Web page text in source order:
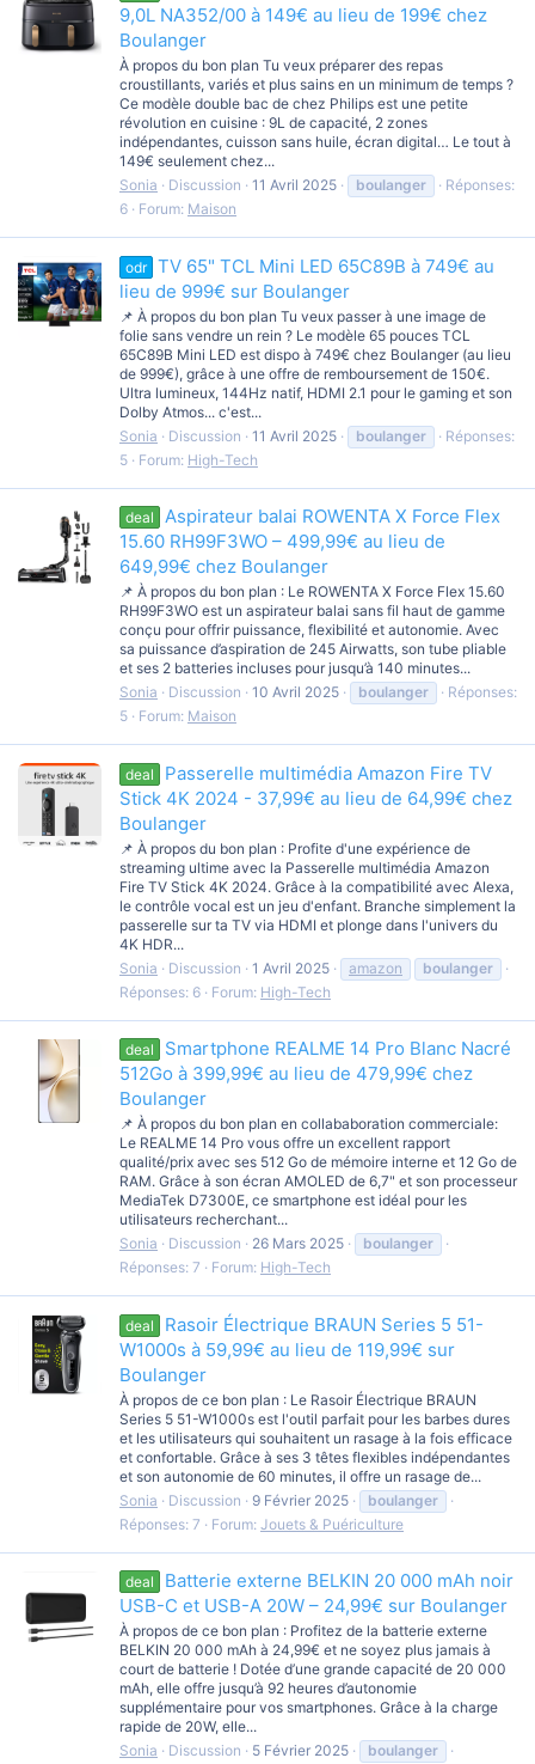
9,0L NA352/00 à 149€ au lieu de 199€ chez
Boulanger
À propos du bon plan Tu veux préparer des repas
croustillants, variés et plus sains en un minimum de temps ?
Ce modèle double bac de chez Philips est une petite
révolution en cuisine : 9L de capacité, 2 zones
indépendantes, cuisson sans huile, écran digital… Le tout à
149€ seulement chez...
Sonia
Discussion 11 Avril 2025 boulanger
Réponses:
6
Forum: Maison
odr
TV 65" TCL Mini LED 65C89B à 749€ au
lieu de 999€ sur Boulanger
📌 À propos du bon plan Tu veux passer à une image de
folie sans vendre un rein ? Le modèle 65 pouces TCL
65C89B Mini LED est dispo à 749€ chez Boulanger (au lieu
de 999€), grâce à une offre de remboursement de 150€.
Ultra lumineux, 144Hz natif, HDMI 2.1 pour le gaming et son
Dolby Atmos... c'est...
Sonia
Discussion 11 Avril 2025 boulanger
Réponses:
5
Forum: High-Tech
deal
Aspirateur balai ROWENTA X Force Flex
15.60 RH99F3WO – 499,99€ au lieu de
649,99€ chez Boulanger
📌 À propos du bon plan : Le ROWENTA X Force Flex 15.60
RH99F3WO est un aspirateur balai sans fil haut de gamme
conçu pour offrir puissance, flexibilité et autonomie. Avec
sa puissance d’aspiration de 245 Airwatts, son tube pliable
et ses 2 batteries incluses pour jusqu’à 140 minutes...
Sonia
Discussion 10 Avril 2025 boulanger
Réponses:
5
Forum: Maison
deal
Passerelle multimédia Amazon Fire TV
Stick 4K 2024 - 37,99€ au lieu de 64,99€ chez
Boulanger
📌 À propos du bon plan : Profite d'une expérience de
streaming ultime avec la Passerelle multimédia Amazon
Fire TV Stick 4K 2024. Grâce à la compatibilité avec Alexa,
le contrôle vocal est un jeu d'enfant. Branche simplement la
passerelle sur ta TV via HDMI et plonge dans l'univers du
4K HDR...
Sonia
Discussion 1 Avril 2025 amazon
boulanger
Réponses: 6
Forum: High-Tech
deal
Smartphone REALME 14 Pro Blanc Nacré
512Go à 399,99€ au lieu de 479,99€ chez
Boulanger
📌 À propos du bon plan en collababoration commerciale:
Le REALME 14 Pro vous offre un excellent rapport
qualité/prix avec ses 512 Go de mémoire interne et 12 Go de
RAM. Grâce à son écran AMOLED de 6,7" et son processeur
MediaTek D7300E, ce smartphone est idéal pour les
utilisateurs recherchant...
Sonia
Discussion 26 Mars 2025
boulanger
Réponses: 7
Forum: High-Tech
deal
Rasoir Électrique BRAUN Series 5 51-
W1000s à 59,99€ au lieu de 119,99€ sur
Boulanger
À propos de ce bon plan : Le Rasoir Électrique BRAUN
Series 5 51-W1000s est l'outil parfait pour les barbes dures
et les utilisateurs qui souhaitent un rasage à la fois efficace
et confortable. Grâce à ses 3 têtes flexibles indépendantes
et son autonomie de 60 minutes, il offre un rasage de...
Sonia
Discussion 9 Février 2025
boulanger
Réponses: 7
Forum: Jouets & Puériculture
deal
Batterie externe BELKIN 20 000 mAh noir
USB-C et USB-A 20W – 24,99€ sur Boulanger
À propos de ce bon plan : Profitez de la batterie externe
BELKIN 20 000 mAh à 24,99€ et ne soyez plus jamais à
court de batterie ! Dotée d’une grande capacité de 20 000
mAh, elle offre jusqu’à 92 heures d’autonomie
supplémentaire pour vos smartphones. Grâce à la charge
rapide de 20W, elle...
Sonia
Discussion 5 Février 2025
boulanger